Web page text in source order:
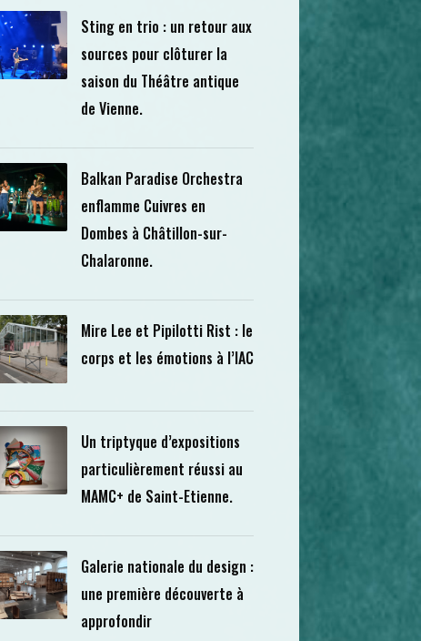
Sting en trio : un retour aux
sources pour clôturer la
saison du Théâtre antique
de Vienne.
Balkan Paradise Orchestra
enflamme Cuivres en
Dombes à Châtillon-sur-
Chalaronne.
Mire Lee et Pipilotti Rist : le
corps et les émotions à l’IAC
Un triptyque d’expositions
particulièrement réussi au
MAMC+ de Saint-Etienne.
Galerie nationale du design :
une première découverte à
approfondir